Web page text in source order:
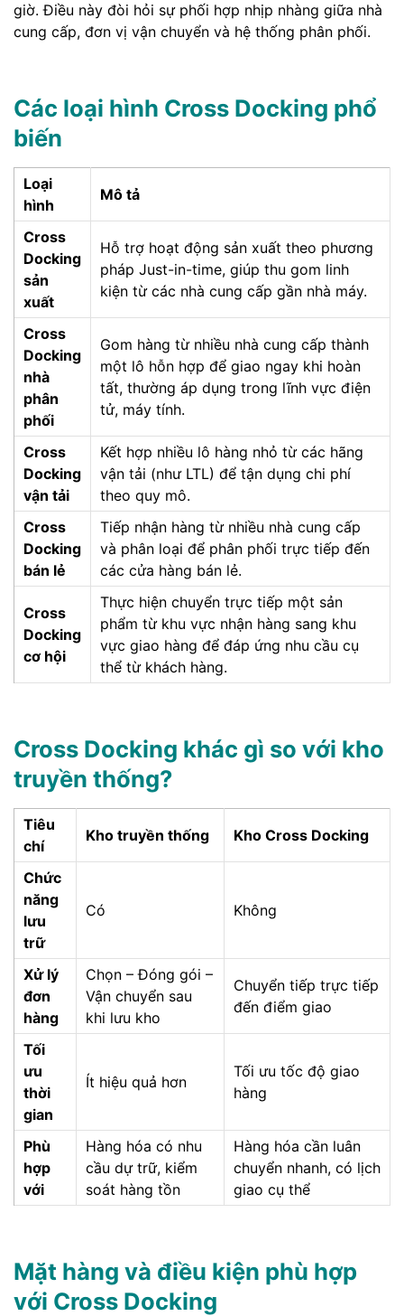
giờ. Điều này đòi hỏi sự phối hợp nhịp nhàng giữa nhà
cung cấp, đơn vị vận chuyển và hệ thống phân phối.
Các loại hình Cross Docking phổ
biến
Loại
hình
Mô tả
Cross
Docking
sản
xuất
Hỗ trợ hoạt động sản xuất theo phương
pháp Just-in-time, giúp thu gom linh
kiện từ các nhà cung cấp gần nhà máy.
Cross
Docking
nhà
phân
phối
Gom hàng từ nhiều nhà cung cấp thành
một lô hỗn hợp để giao ngay khi hoàn
tất, thường áp dụng trong lĩnh vực điện
tử, máy tính.
Cross
Docking
vận tải
Kết hợp nhiều lô hàng nhỏ từ các hãng
vận tải (như LTL) để tận dụng chi phí
theo quy mô.
Cross
Docking
bán lẻ
Tiếp nhận hàng từ nhiều nhà cung cấp
và phân loại để phân phối trực tiếp đến
các cửa hàng bán lẻ.
Cross
Docking
cơ hội
Thực hiện chuyển trực tiếp một sản
phẩm từ khu vực nhận hàng sang khu
vực giao hàng để đáp ứng nhu cầu cụ
thể từ khách hàng.
Cross Docking khác gì so với kho
truyền thống?
Tiêu
chí
Kho truyền thống Kho Cross Docking
Chức
năng
lưu
trữ
Có Không
Xử lý
đơn
hàng
Chọn – Đóng gói –
Vận chuyển sau
khi lưu kho
Chuyển tiếp trực tiếp
đến điểm giao
Tối
ưu
thời
gian
Ít hiệu quả hơn
Tối ưu tốc độ giao
hàng
Phù
hợp
với
Hàng hóa có nhu
cầu dự trữ, kiểm
soát hàng tồn
Hàng hóa cần luân
chuyển nhanh, có lịch
giao cụ thể
Mặt hàng và điều kiện phù hợp
với Cross Docking